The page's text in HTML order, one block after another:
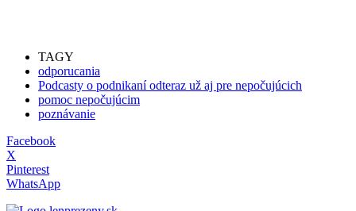
TAGY
odporucania
Podcasty o podnikaní odteraz už aj pre nepočujúcich
pomoc nepočujúcim
poznávanie
Facebook
X
Pinterest
WhatsApp